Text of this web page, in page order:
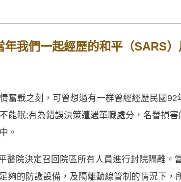
年我們一起經歷的和平（SARS
奮戰之刻，可曾想過有一群曾經經歷民國
能眠;有為錯誤決策遭遇革職處分，名譽損
。
醫院決定召回院區所有人員進行封院隔離。
夠的防護設備，及隔離動線管制的情況下，